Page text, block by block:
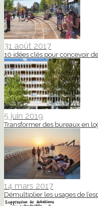
31 août 2017
10 idées clés pour concevoir
5 juin 2019
Transformer des bureaux en
14 mars 2017
Démultiplier les usages de